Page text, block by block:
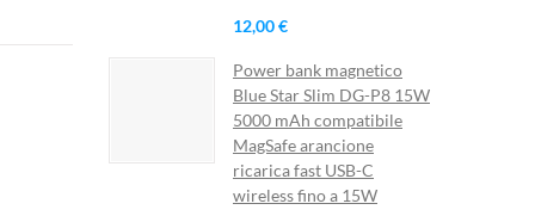
12,00 €
Power bank magnetico
Blue Star Slim DG-P8 15W
5000 mAh compatibile
MagSafe arancione
ricarica fast USB-C
wireless fino a 15W